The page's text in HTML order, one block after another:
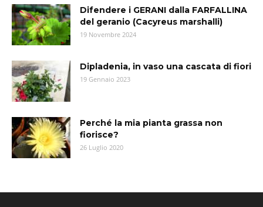
Difendere i GERANI dalla FARFALLINA
del geranio (Cacyreus marshalli)
19 Novembre 2024
Dipladenia, in vaso una cascata di fiori
19 Gennaio 2023
Perché la mia pianta grassa non
fiorisce?
26 Luglio 2020